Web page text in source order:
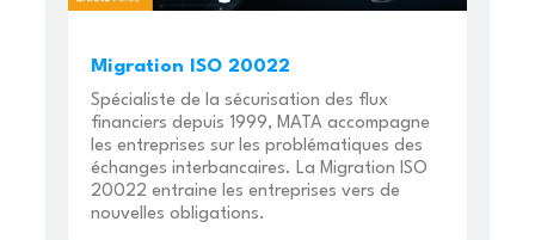
Migration ISO 20022
Spécialiste de la sécurisation des flux
financiers depuis 1999, MATA accompagne
les entreprises sur les problématiques des
échanges interbancaires. La Migration ISO
20022 entraine les entreprises vers de
nouvelles obligations.